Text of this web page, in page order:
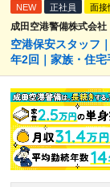
NEW 正社員 面接
成田空港警備株式会社
空港保安スタッフ
年2回｜家族・住